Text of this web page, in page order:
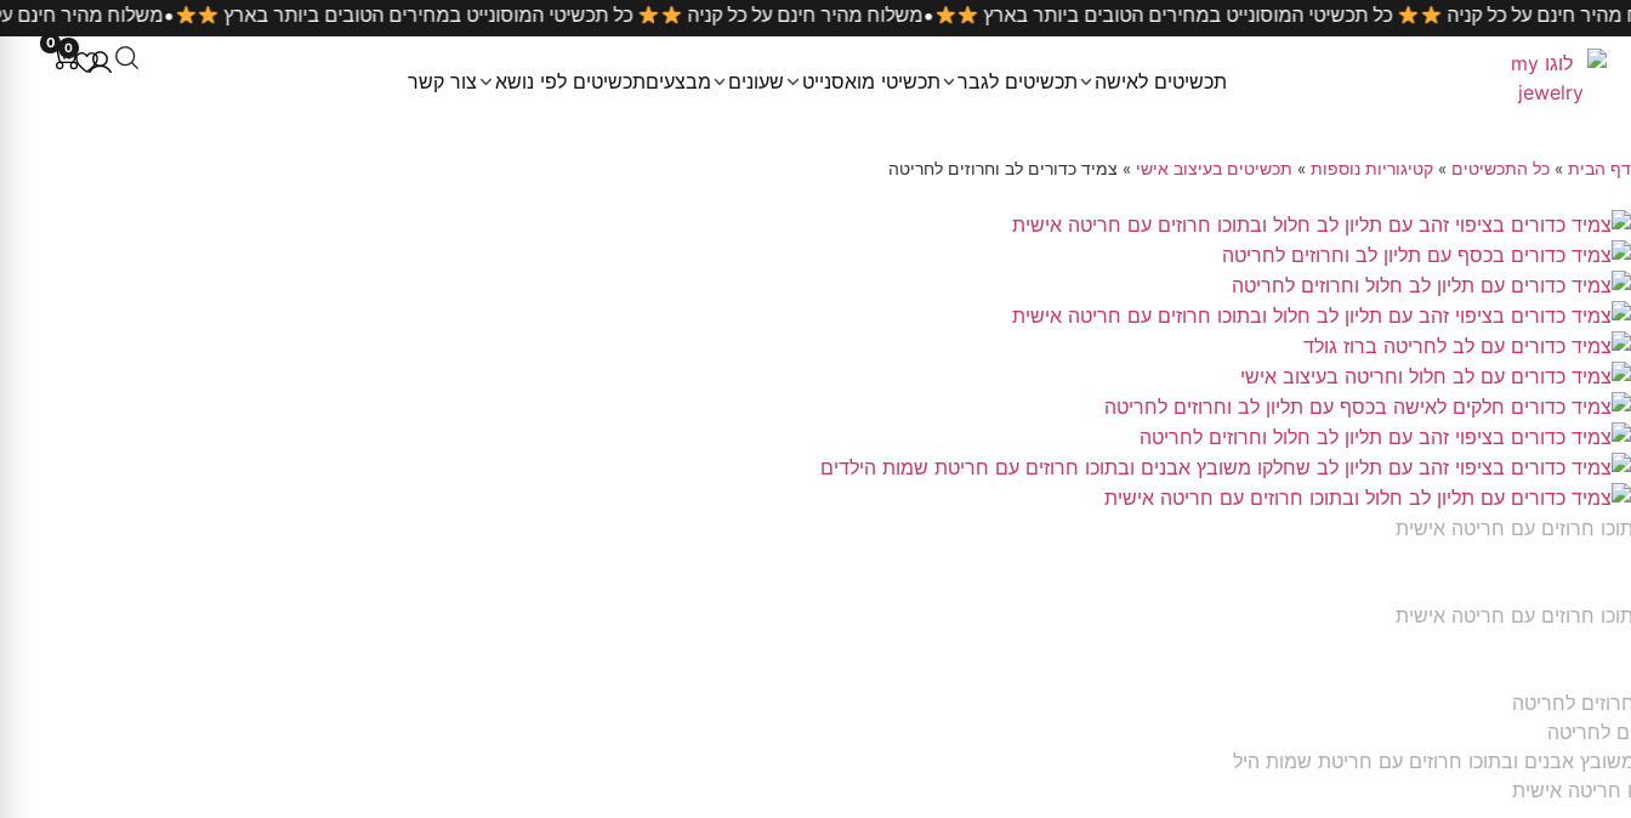
• משלוח מהיר חינם על כל קניה כל תכשיטי המוסונייט במחירים הטובים ביותר בארץ • משלוח מהיר חינם על כל קניה כל תכשיטי המוסונייט במחירים הטובים ביותר בארץ •
0 0
תכשיטים לאישה תכשיטים לגבר תכשיטי מואסנייט שעונים מבצעיםתכשיטים לפי נושא צור קשר
דף הבית » כל התכשיטים » קטיגוריות נוספות » תכשיטים בעיצוב אישי » צמיד כדורים לב וחרוזים לחריטה